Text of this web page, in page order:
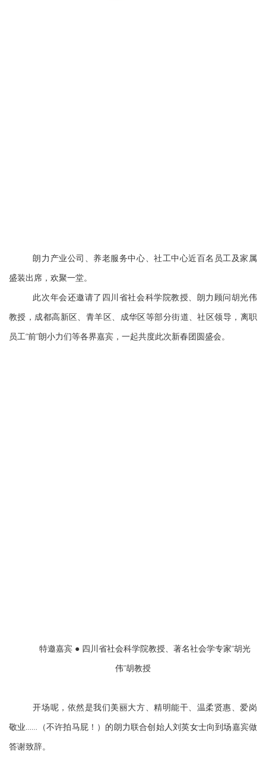
朗力产业公司、养老服务中心、社工中心近百名员工及家属
盛装出席，欢聚一堂。
此次年会还邀请了四川省社会科学院教授、朗力顾问胡光伟
教授，成都高新区、青羊区、成华区等部分街道、社区领导，离职
员工“前”朗小力们等各界嘉宾，一起共度此次新春团圆盛会。
特邀嘉宾 ● 四川省社会科学院教授、著名社会学专家“胡光
伟”胡教授
开场呢，依然是我们美丽大方、精明能干、温柔贤惠、爱岗
敬业……（不许拍马屁！）的朗力联合创始人刘英女士向到场嘉宾做
答谢致辞。